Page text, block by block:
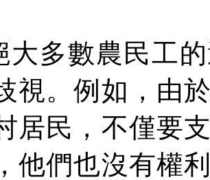
大多數農民工
視。例如，由
居民，不僅要
他們也沒有權